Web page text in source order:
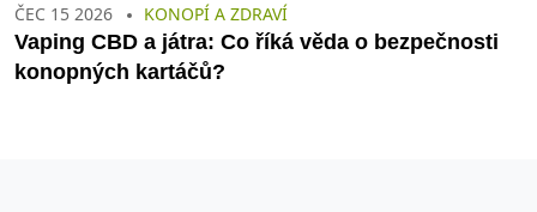
ČEC 15 2026 KONOPÍ A ZDRAVÍ
Vaping CBD a játra: Co říká věda o bezpečnosti
konopných kartáčů?